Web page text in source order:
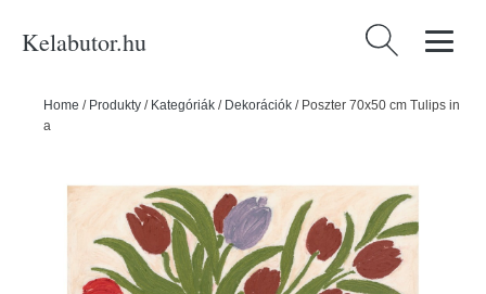
Kelabutor.hu Keresés:
Home / Produkty / Kategóriák / Dekorációk / Poszter 70x50 cm Tulips in
a Blue Vase – The Poster Club